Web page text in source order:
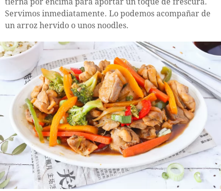
Servimos inmediatamente. Lo podemos acompañar de
un arroz hervido o unos noodles.